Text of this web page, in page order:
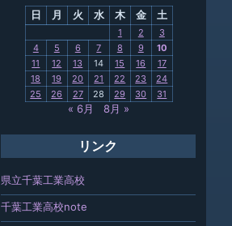
日 月 火 水 木 金 土
1 2
3
4
5 6 7 8 9
10
11
12 13 14 15 16
17
18
19 20 21 22 23
24
25
26 27 28 29 30 31
« 6月 8月 »
リンク
県立千葉工業高校
千葉工業高校note